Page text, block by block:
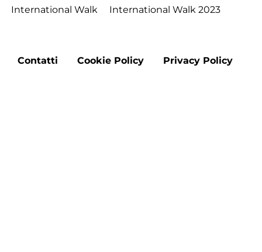
International Walk
International Walk 2023
Footer
Contatti Cookie Policy Privacy Policy